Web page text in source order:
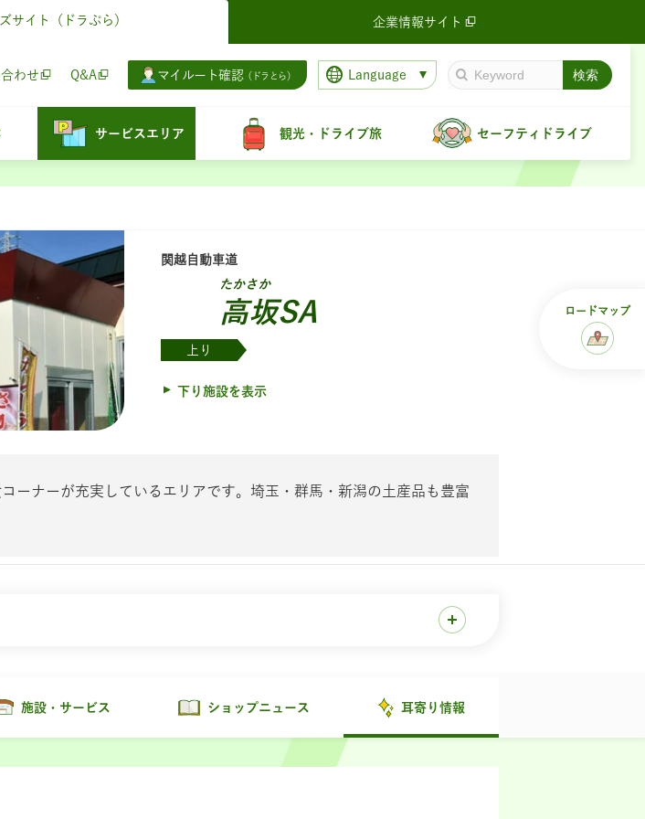
サイト （ドラぷら） 企業情報サイト
わせ Q&A マイルート確認 （ドラとら） Language
サービスエリア 観光・ドライブ旅 セーフティドライブ
関越自動車道
たかさか
高坂SA
上り
下り施設を表示
ーナーが充実しているエリアです。埼玉・群馬・新潟の土産品も豊富
施設・サービス ショップニュース 耳寄り情報
ロードマップ